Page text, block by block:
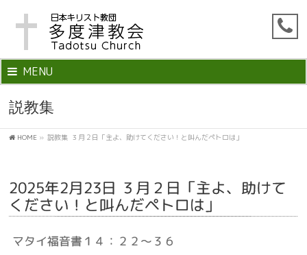
MENU
説教集
HOME » 説教集 ３月２日「主よ、助けてください！と叫んだペトロは」
2025年2月23日 ３月２日「主よ、助けて
ください！と叫んだペトロは」
マタイ福音書１４：２２～３６